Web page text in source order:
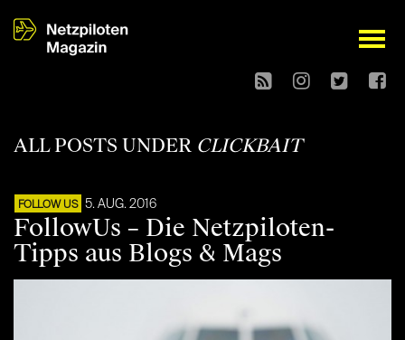
open
ALL POSTS UNDER CLICKBAIT
FOLLOW US 5. AUG. 2016
FollowUs – Die Netzpiloten-
Tipps aus Blogs & Mags